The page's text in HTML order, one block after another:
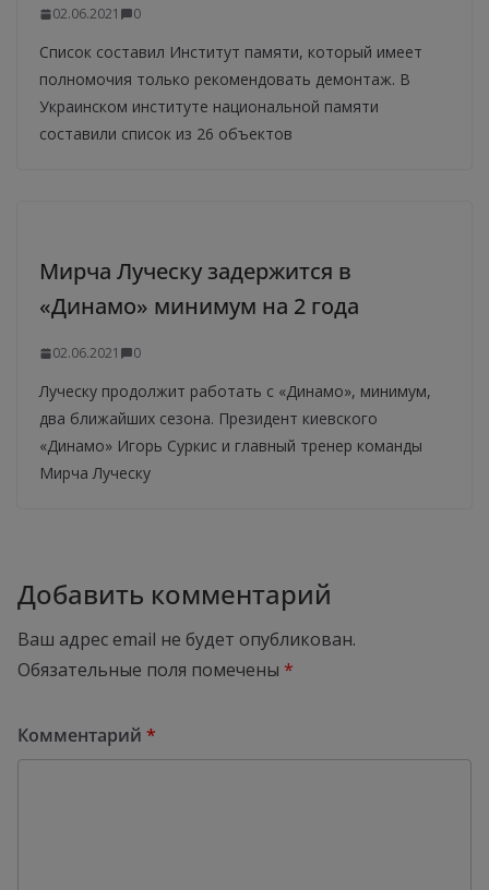
02.06.2021 0
Список составил Институт памяти, который имеет
полномочия только рекомендовать демонтаж. В
Украинском институте национальной памяти
составили список из 26 объектов
Мирча Луческу задержится в
«Динамо» минимум на 2 года
02.06.2021 0
Луческу продолжит работать с «Динамо», минимум,
два ближайших сезона. Президент киевского
«Динамо» Игорь Суркис и главный тренер команды
Мирча Луческу
Добавить комментарий
Ваш адрес email не будет опубликован.
Обязательные поля помечены *
Комментарий *